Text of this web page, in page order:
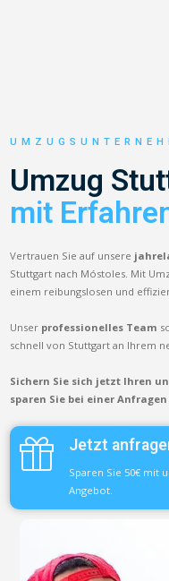
Umzug
mit
Vertrauen Sie auf unsere
Stuttgart nach Móstoles. Mit
einem reibungslosen und
Unser professionelles Team
schnell von Stuttgart an Ihrem
Sichern Sie sich jetzt Ihren
sparen Sie bei einer Anfragen
Jetzt
Sparen Sie 50€ mit
Angebot.